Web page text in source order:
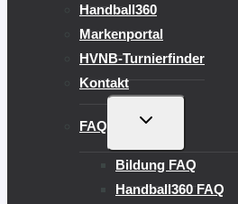
Handball360
Markenportal
HVNB-Turnierfinder
Kontakt
FAQ
UNTERMENÜ
Bildung FAQ
Handball360 FAQ